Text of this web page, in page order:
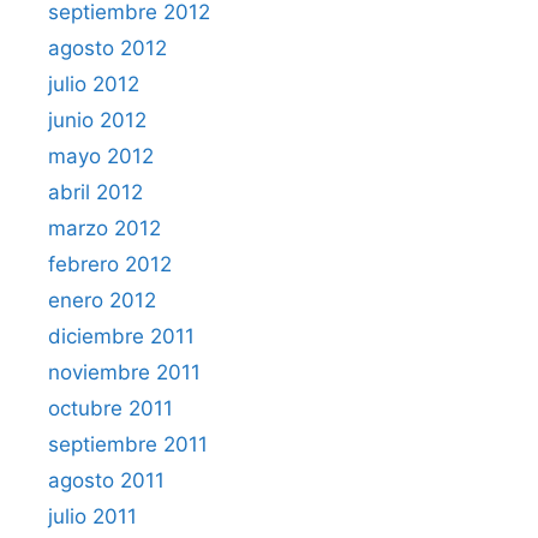
septiembre 2012
agosto 2012
julio 2012
junio 2012
mayo 2012
abril 2012
marzo 2012
febrero 2012
enero 2012
diciembre 2011
noviembre 2011
octubre 2011
septiembre 2011
agosto 2011
julio 2011